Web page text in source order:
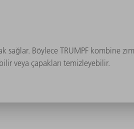
Böylece TRUMPF kombine
veya çapakları temizleyebilir.